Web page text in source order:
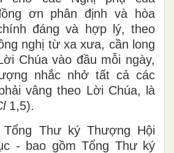
ơn phân định và hòa
đáng và hợp lý, theo
nghị từ xa xưa, cần long
Chúa vào đầu mỗi ngày,
nhắc nhở tất cả các
vâng theo Lời Chúa, là
1,5).
Thư ký Thượng Hội
- bao gồm Tổng Thư ký